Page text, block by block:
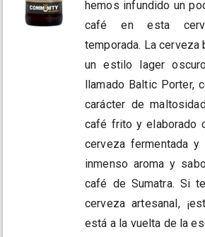
hemos infundido un
café en esta
temporada. La
un estilo lager
llamado Baltic Porter,
carácter de
café frito y elaborado
cerveza fermentada y
inmenso aroma y
café de Sumatra. Si
cerveza artesanal,
está a la vuelta de la